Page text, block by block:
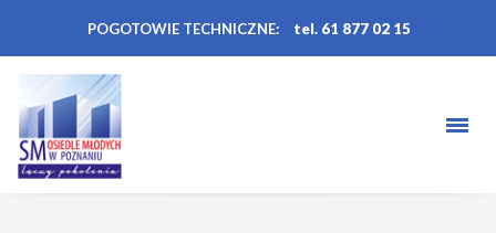
POGOTOWIE TECHNICZNE: tel. 61 877 02 15